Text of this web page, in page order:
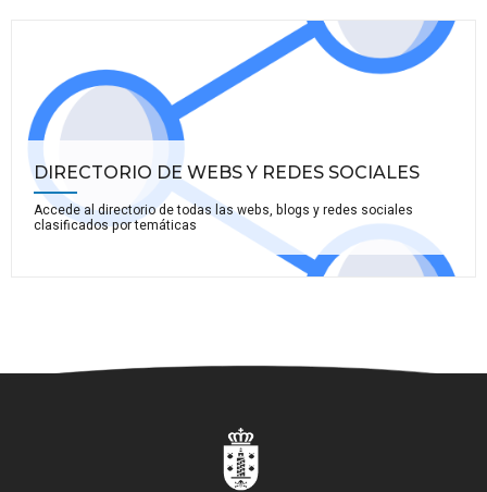
DIRECTORIO DE WEBS Y REDES SOCIALES
Accede al directorio de todas las webs, blogs y redes sociales
clasificados por temáticas